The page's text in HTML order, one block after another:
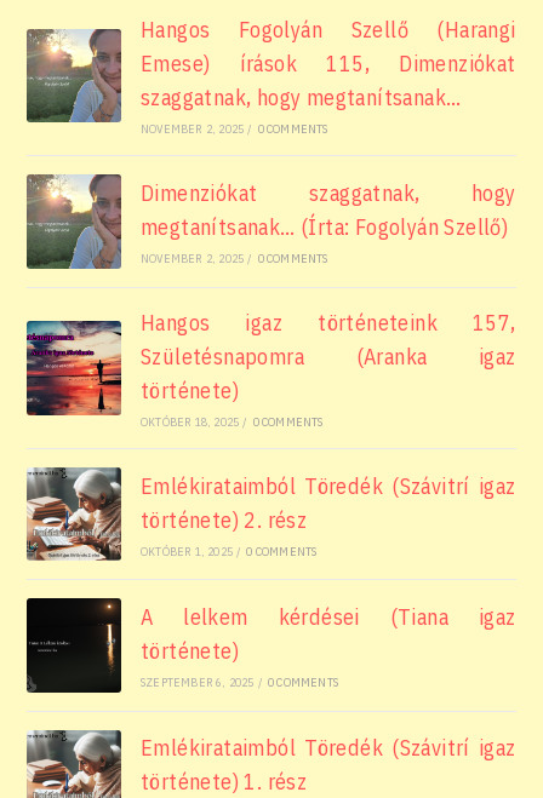
Hangos Fogolyán Szellő (Harangi
Emese) írások 115, Dimenziókat
szaggatnak, hogy megtanítsanak…
NOVEMBER 2, 2025 / 0 COMMENTS
Dimenziókat szaggatnak, hogy
megtanítsanak… (Írta: Fogolyán Szellő)
NOVEMBER 2, 2025 / 0 COMMENTS
Hangos igaz történeteink 157,
Születésnapomra (Aranka igaz
története)
OKTÓBER 18, 2025 / 0 COMMENTS
Emlékirataimból Töredék (Szávitrí igaz
története) 2. rész
OKTÓBER 1, 2025 / 0 COMMENTS
A lelkem kérdései (Tiana igaz
története)
SZEPTEMBER 6, 2025 / 0 COMMENTS
Emlékirataimból Töredék (Szávitrí igaz
története) 1. rész